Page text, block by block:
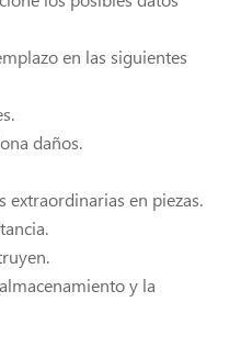
en las siguientes
daños.
extraordinarias en piezas.
y la